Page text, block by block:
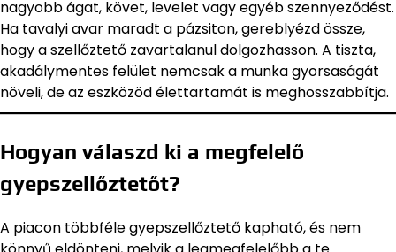
nagyobb ágat, követ, levelet vagy egyéb szennyeződést.
Ha tavalyi avar maradt a pázsiton, gereblyézd össze,
hogy a szellőztető zavartalanul dolgozhasson. A tiszta,
akadálymentes felület nemcsak a munka gyorsaságát
növeli, de az eszközöd élettartamát is meghosszabbítja.
Hogyan válaszd ki a megfelelő
gyepszellőztetőt?
A piacon többféle gyepszellőztető kapható, és nem